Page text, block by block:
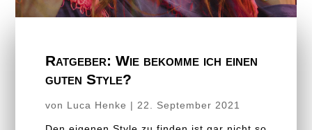
Ratgeber: Wie bekomme ich einen
guten Style?
von Luca Henke | 22. September 2021